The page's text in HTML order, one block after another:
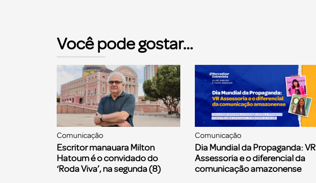
Você pode gostar...
Comunicação
Escritor manauara Milton
Hatoum é o convidado do
‘Roda Viva’, na segunda (8)
Comunicação
Dia Mundial da Propaganda: VR
Assessoria e o diferencial da
comunicação amazonense